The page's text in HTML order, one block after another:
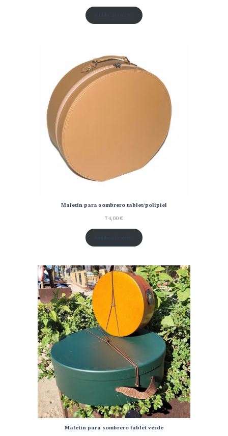
Añadir al carrito
Maletín para sombrero tablet/polipiel
74,00€
Añadir al carrito
Maletin para sombrero tablet verde